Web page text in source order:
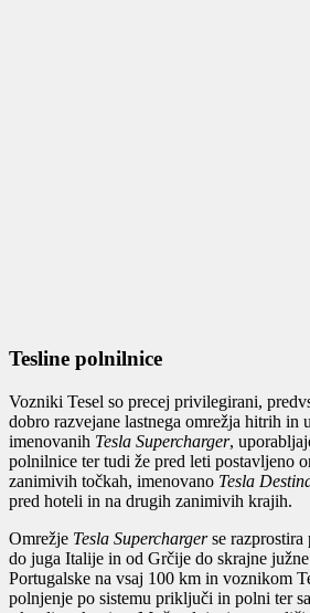
Tesline polnilnice
Vozniki Tesel so precej privilegirani,
dobro razvejane lastnega omrežja hitrih in
imenovanih Tesla Supercharger,
polnilnice ter tudi že pred leti postavljeno
zanimivih točkah, imenovano Tesla
pred hoteli in na drugih zanimivih krajih.
Omrežje Tesla Superchargerse razprostira
do juga Italije in od Grčije do skrajne
Portugalske na vsaj 100 km in voznikom
polnjenje po sistemu priključi in polni ter